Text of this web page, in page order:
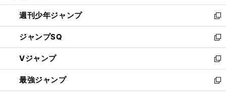
開
く
週刊少年ジャンプ
新
し
い
ウ
ィ
ン
ド
ウ
ジャンプSQ
新
し
い
ウ
ィ
ン
Vジャンプ
新
し
い
ウ
最強ジャンプ
新